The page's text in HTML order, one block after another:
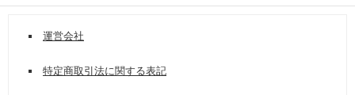
運営会社
特定商取引法に関する表記